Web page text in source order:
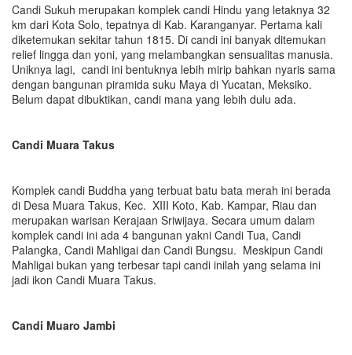
Candi Sukuh merupakan komplek candi Hindu yang letaknya 32
km dari Kota Solo, tepatnya di Kab. Karanganyar. Pertama kali
diketemukan sekitar tahun 1815. Di candi ini banyak ditemukan
relief lingga dan yoni, yang melambangkan sensualitas manusia.
Uniknya lagi, candi ini bentuknya lebih mirip bahkan nyaris sama
dengan bangunan piramida suku Maya di Yucatan, Meksiko.
Belum dapat dibuktikan, candi mana yang lebih dulu ada.
Candi Muara Takus
Komplek candi Buddha yang terbuat batu bata merah ini berada
di Desa Muara Takus, Kec. XIII Koto, Kab. Kampar, Riau dan
merupakan warisan Kerajaan Sriwijaya. Secara umum dalam
komplek candi ini ada 4 bangunan yakni Candi Tua, Candi
Palangka, Candi Mahligai dan Candi Bungsu. Meskipun Candi
Mahligai bukan yang terbesar tapi candi inilah yang selama ini
jadi ikon Candi Muara Takus.
Candi Muaro Jambi